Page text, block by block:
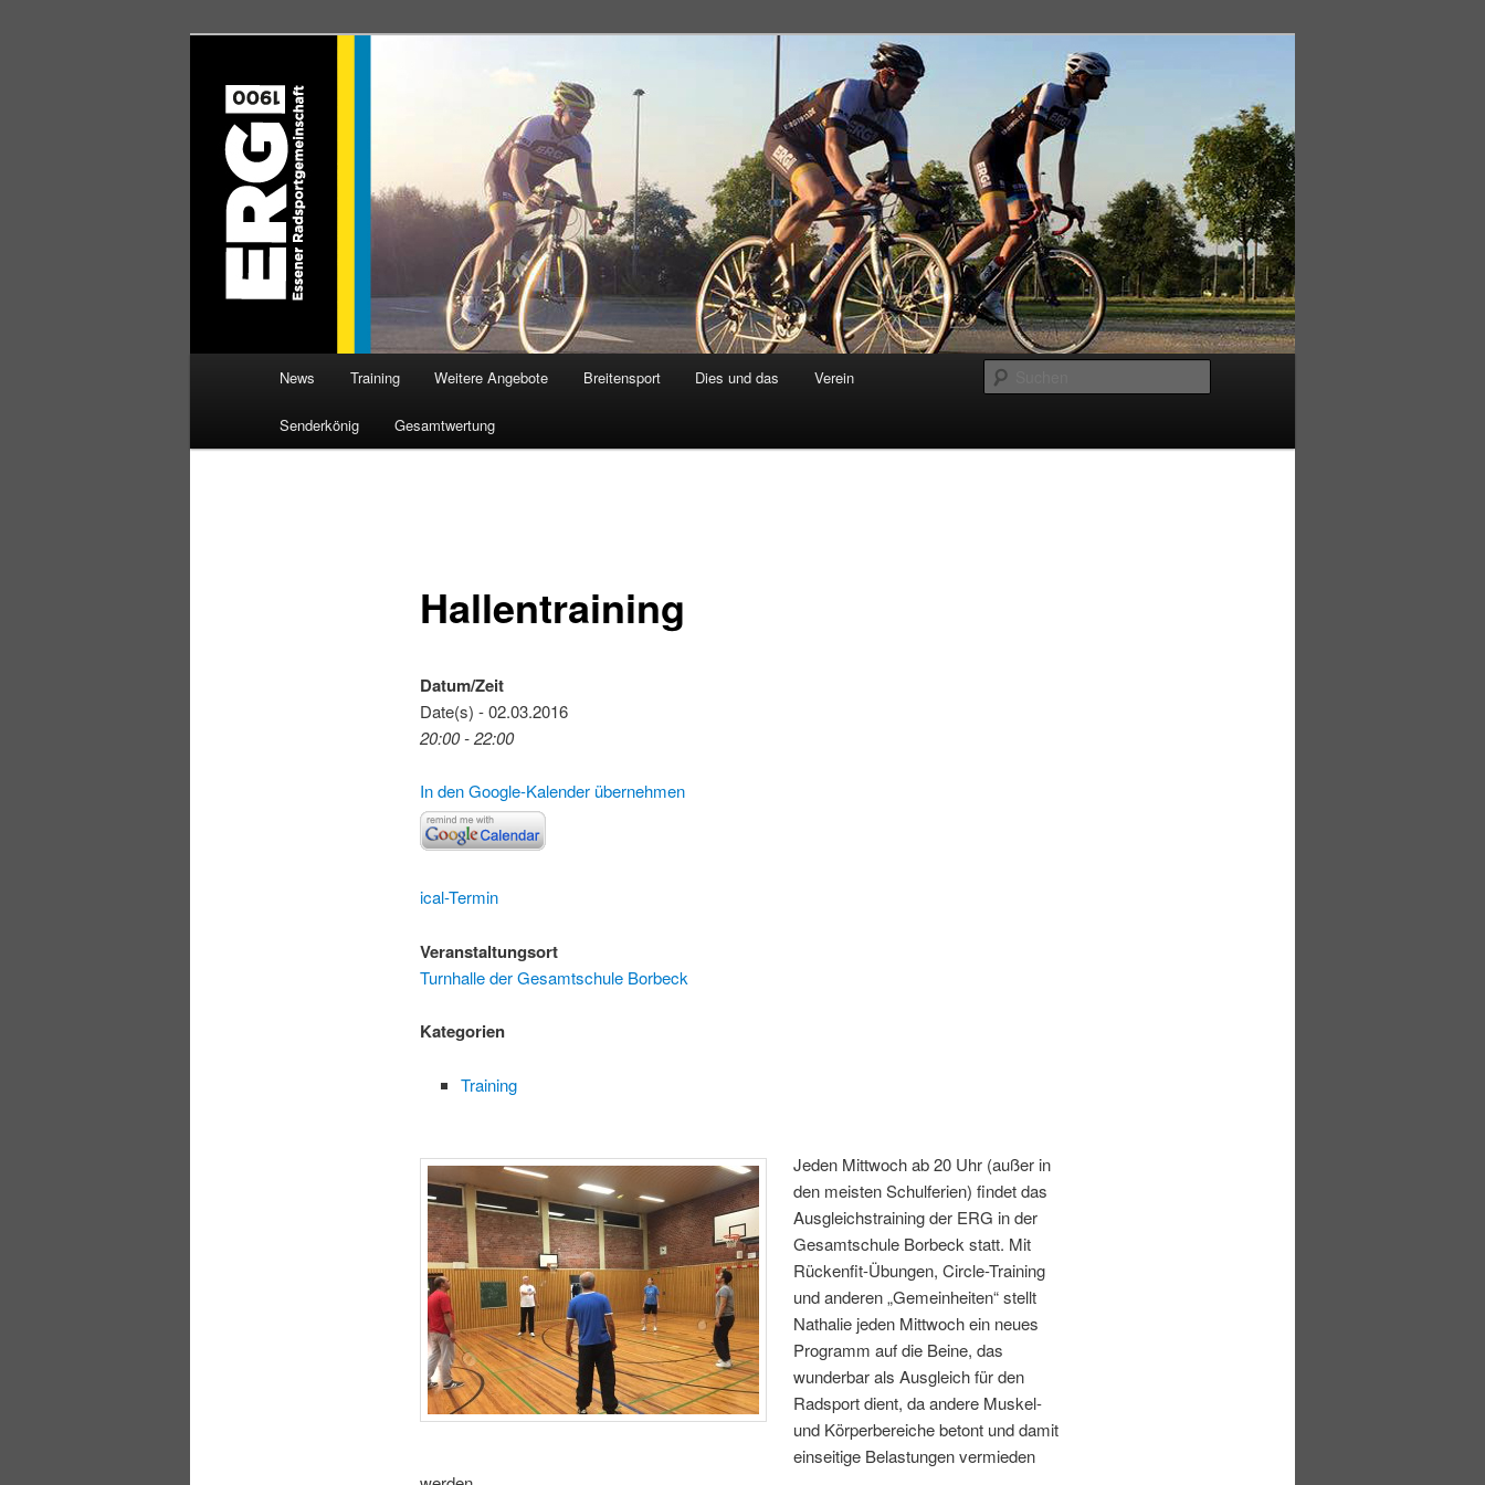
ERG 1900 e.V
News Training Weitere Angebote Breitensport Dies und das Verein
Senderkönig Gesamtwertung
Hallentraining
Datum/Zeit
Date(s) - 02.03.2016
20:00 - 22:00
In den Google-Kalender übernehmen
ical-Termin
Veranstaltungsort
Turnhalle der Gesamtschule Borbeck
Kategorien
Training
Jeden Mittwoch ab 20 Uhr (außer in
den meisten Schulferien) findet das
Ausgleichstraining der ERG in der
Gesamtschule Borbeck statt. Mit
Rückenfit-Übungen, Circle-Training
und anderen „Gemeinheiten“ stellt
Nathalie jeden Mittwoch ein neues
Programm auf die Beine, das
wunderbar als Ausgleich für den
Radsport dient, da andere Muskel-
und Körperbereiche betont und damit
einseitige Belastungen vermieden